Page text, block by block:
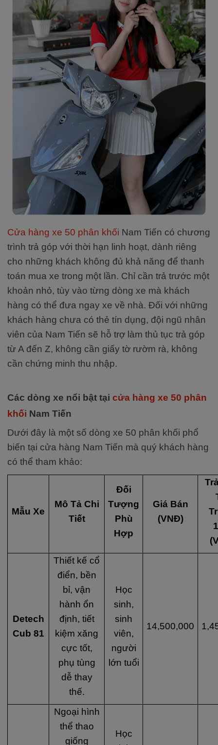
Cửa hàng xe 50 phân khối Nam Tiến có chương
trình trả góp với thời hạn linh hoạt, dành riêng
cho những khách không đủ khả năng để thanh
toán mua xe trong một lần. Chỉ cần trả trước một
khoản nhỏ, tùy vào từng dòng xe mà khách
hàng có thể đưa ngay xe về nhà. Đối với những
khách hàng chưa có thẻ tín dụng, đội ngũ nhân
viên của Nam Tiến sẽ hỗ trợ làm thủ tục trả góp
từ A đến Z, không cần giấy tờ rườm rà, không
cần chứng minh thu nhập.
Các dòng xe nổi bật tại cửa hàng xe 50 phân
khối Nam Tiến
Dưới đây là một số dòng xe 50 phân khối phổ
biến tại cửa hàng Nam Tiến mà quý khách hàng
có thể tham khảo:
Mẫu Xe
Mô Tả Chi
Tiết
Đối
Tượng
Phù
Hợp
Giá Bán
(VNĐ)
Detech
Cub 81
Thiết kế cổ
điển, bền
bỉ, vận
hành ổn
định, tiết
kiệm xăng
cực tốt,
phụ tùng
dễ thay
thế.
Học
sinh,
sinh
viên,
người
lớn tuổi
14,500,000
Ngoại hình
thể thao
giống
Học